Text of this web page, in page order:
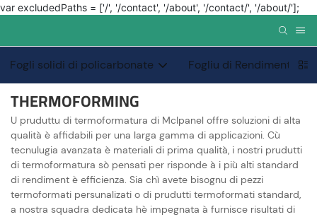
var excludedPaths = ['/', '/contact', '/about', '/contact/', '/about/'];
Fogli solidi di policarbonate Fogliu di Rendimentu
THERMOFORMING
U pruduttu di termoformatura di Mclpanel offre soluzioni di alta
qualità è affidabili per una larga gamma di applicazioni. Cù
tecnulugia avanzata è materiali di prima qualità, i nostri prudutti
di termoformatura sò pensati per risponde à i più alti standard
di rendiment è efficienza. Sia chì avete bisognu di pezzi
termoformati persunalizati o di prudutti termoformati standard,
a nostra squadra dedicata hè impegnata à furnisce risultati di